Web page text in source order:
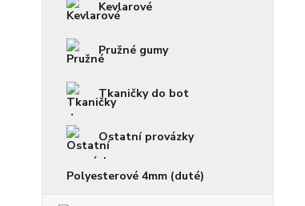
Kevlarové
Pružné gumy
Tkaničky do bot
Ostatní provázky
Polyesterové 4mm (duté)